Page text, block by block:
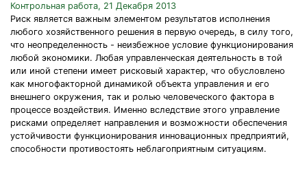
Контрольная работа, 21 Декабря 2013
Риск является важным элементом результатов исполнения
любого хозяйственного решения в первую очередь, в силу того,
что неопределенность - неизбежное условие функционирования
любой экономики. Любая управленческая деятельность в той
или иной степени имеет рисковый характер, что обусловлено
как многофакторной динамикой объекта управления и его
внешнего окружения, так и ролью человеческого фактора в
процессе воздействия. Именно вследствие этого управление
рисками определяет направления и возможности обеспечения
устойчивости функционирования инновационных предприятий,
способности противостоять неблагоприятным ситуациям.